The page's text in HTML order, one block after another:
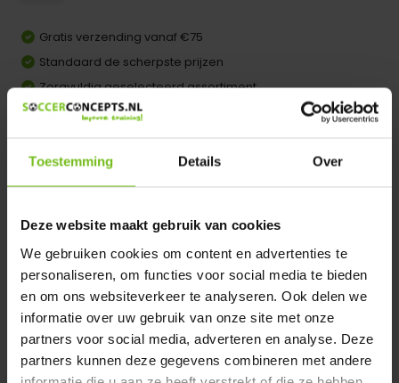
Toestemming Details Over
Deze website maakt gebruik van cookies
We gebruiken cookies om content en advertenties te
personaliseren, om functies voor social media te bieden
en om ons websiteverkeer te analyseren. Ook delen we
informatie over uw gebruik van onze site met onze
partners voor social media, adverteren en analyse. Deze
partners kunnen deze gegevens combineren met andere
Gratis verzending vanaf €75
Standaard de scherpste prijzen
Zorgvuldig geselecteerd assortiment
Achteraf betalen mogelijk
Dir product is beschikbaar in de volgende varianten:
Heeft u een vraag over dit product ?
We helpen u graag met meer informatie
Verstuur email
Productomschrijving